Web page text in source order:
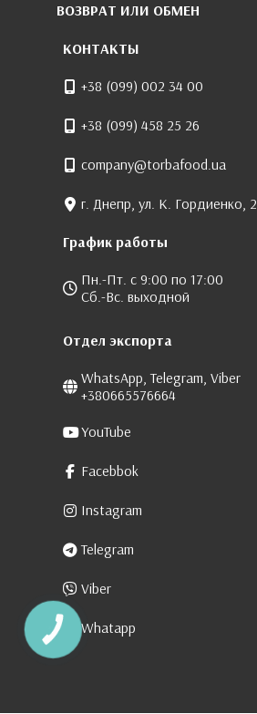
ВОЗВРАТ ИЛИ ОБМЕН
КОНТАКТЫ
+38 (099) 002 34 00
+38 (099) 458 25 26
company@torbafood.ua
г. Днепр, ул. К. Гордиенко, 2
График работы
Пн.-Пт. с 9:00 по 17:00
Сб.-Вс. выходной
Отдел экспорта
WhatsApp, Telegram, Viber
+380665576664
YouTube
Facebbok
Instagram
Telegram
Viber
Whatapp
КНОПКА
ЗВ'ЯЗКУ